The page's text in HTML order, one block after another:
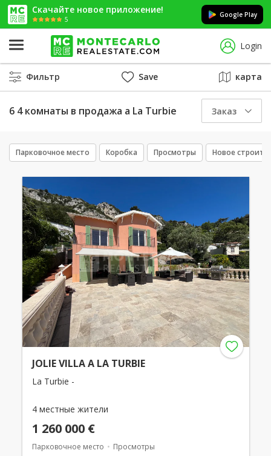
Скачайте новое приложение!
5
Google Play
Login
Фильтр Save карта
6 4 комнаты в продажа a La Turbie Заказ
Парковочное место Коробка Просмотры Новое
JOLIE VILLA A LA TURBIE
La Turbie -
4 местные жители
1 260 000 €
Парковочное место Просмотры